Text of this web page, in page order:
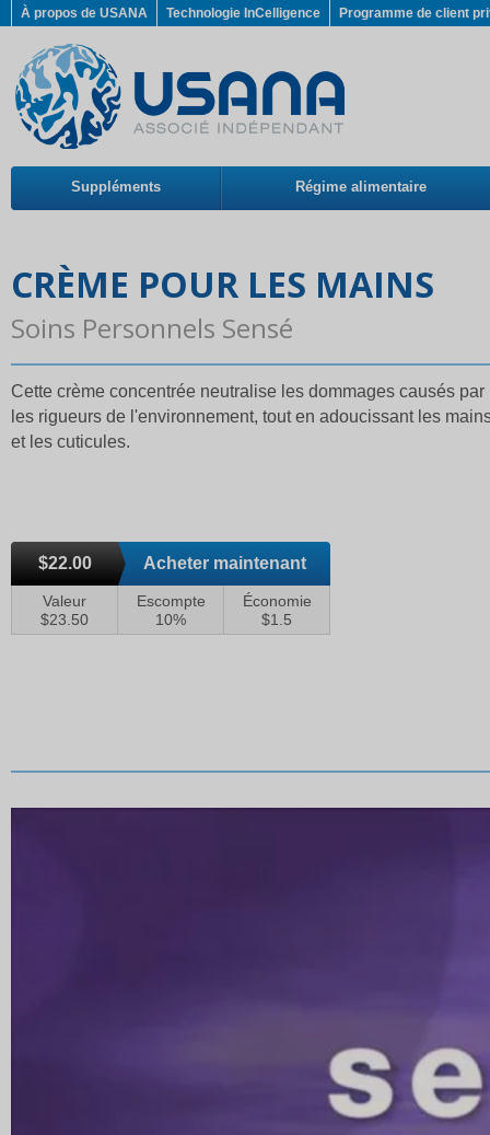
À propos de USANA Technologie InCelligence Programme de client
Suppléments Régime alimentaire
CRÈME POUR LES MAINS
Soins Personnels Sensé
Cette crème concentrée neutralise les dommages causés par
les rigueurs de l'environnement, tout en adoucissant les
et les cuticules.
$22.00 Acheter maintenant
Valeur
$23.50
Escompte
10%
Économie
$1.5